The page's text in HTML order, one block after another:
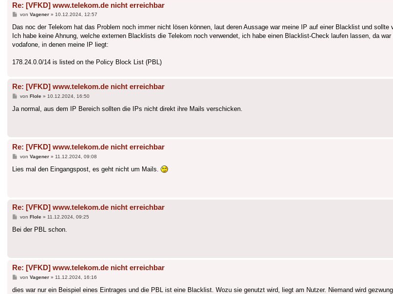
Re: [VFKD] www.telekom.de nicht erreichbar
Beitrag
von Vagener» 10.12.2024, 12:57
Das noc der Telekom hat das Problem noch immer nicht lösen können, laut deren Aussage war meine IP auf einer Blacklist und sollte
Ich habe keine Ahnung, welche externen Blacklists die Telekom noch verwendet, ich habe einen Blacklist-Check laufen lassen, da
vodafone, in denen meine IP liegt:
178.24.0.0/14 is listed on the Policy Block List (PBL)
Re: [VFKD] www.telekom.de nicht erreichbar
Beitrag
von Flole» 10.12.2024, 16:50
Ja normal, aus dem IP Bereich sollten die IPs nicht direkt ihre Mails verschicken.
Re: [VFKD] www.telekom.de nicht erreichbar
Beitrag
von Vagener» 11.12.2024, 09:08
Lies mal den Eingangspost, es geht nicht um Mails.
Re: [VFKD] www.telekom.de nicht erreichbar
Beitrag
von Flole» 11.12.2024, 09:25
Bei der PBL schon.
Re: [VFKD] www.telekom.de nicht erreichbar
Beitrag
von Vagener» 11.12.2024, 16:16
dies war nur ein Beispiel eines Eintrages und die PBL ist eine Blacklist. Wozu sie genutzt wird, liegt am Nutzer. Niemand wird